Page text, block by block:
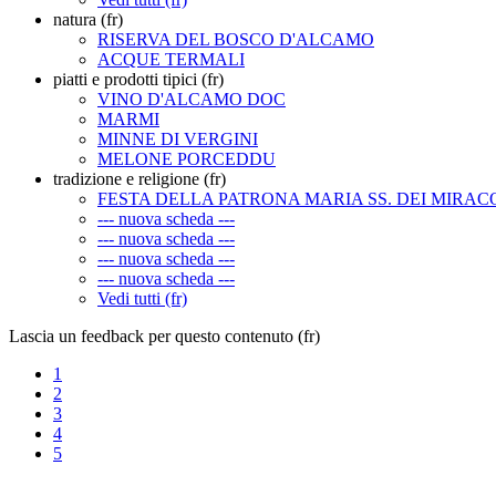
natura (fr)
RISERVA DEL BOSCO D'ALCAMO
ACQUE TERMALI
piatti e prodotti tipici (fr)
VINO D'ALCAMO DOC
MARMI
MINNE DI VERGINI
MELONE PORCEDDU
tradizione e religione (fr)
FESTA DELLA PATRONA MARIA SS. DEI
--- nuova scheda ---
--- nuova scheda ---
--- nuova scheda ---
--- nuova scheda ---
Vedi tutti (fr)
Lascia un feedback per questo contenuto (fr)
1
2
3
4
5